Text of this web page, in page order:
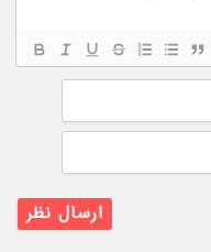
ایمیل